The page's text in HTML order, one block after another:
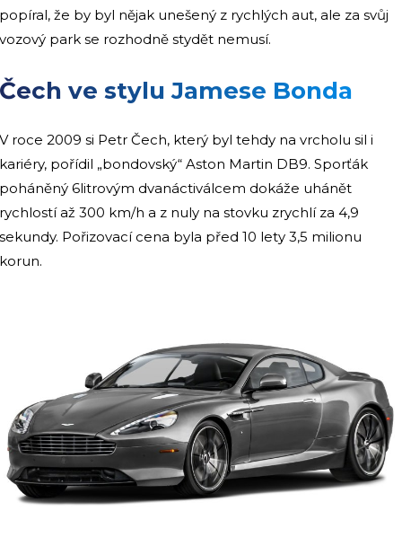
že by byl nějak unešený z rychlých aut, ale za svůj
park se rozhodně stydět nemusí.
ve stylu Jamese Bonda
roce 2009 si Petr Čech, který byl tehdy na vrcholu sil i
pořídil „bondovský“ Aston Martin DB9. Sporťák
6litrovým dvanáctiválcem dokáže uhánět
až 300 km/h a z nuly na stovku zrychlí za 4,9
Pořizovací cena byla před 10 lety 3,5 milionu